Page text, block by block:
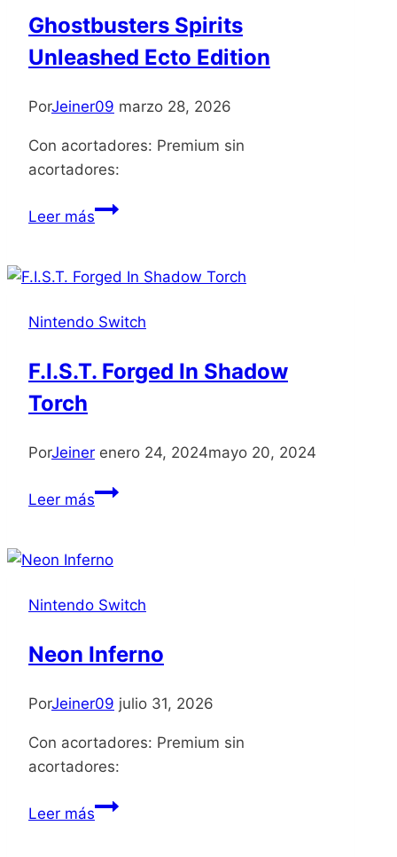
Ghostbusters Spirits
Unleashed Ecto Edition
PorJeiner09 marzo 28, 2026
Con acortadores: Premium sin
acortadores:
Leer másGhostbusters
Ecto
Nintendo Switch
F.I.S.T. Forged In Shadow
Torch
PorJeiner enero 24, 2024mayo 20, 2024
Leer másF.I.S.T.
Shadow
Nintendo Switch
Neon Inferno
PorJeiner09 julio 31, 2026
Con acortadores: Premium sin
acortadores:
Leer másNeon